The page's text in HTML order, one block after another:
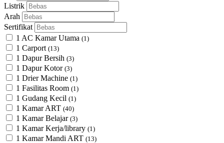
Listrik
Arah
Sertifikat
1 AC Kamar Utama (1)
1 Carport (13)
1 Dapur Bersih (3)
1 Dapur Kotor (3)
1 Drier Machine (1)
1 Fasilitas Room (1)
1 Gudang Kecil (1)
1 Kamar ART (40)
1 Kamar Belajar (3)
1 Kamar Kerja/library (1)
1 Kamar Mandi ART (13)